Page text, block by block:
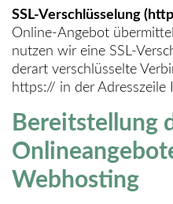
SSL-Verschlüsselung
Online-Angebot
nutzen wir eine SSL-
derart verschlüsselte
https:// in der Adresszeile
Bereitstellung
Webhosting